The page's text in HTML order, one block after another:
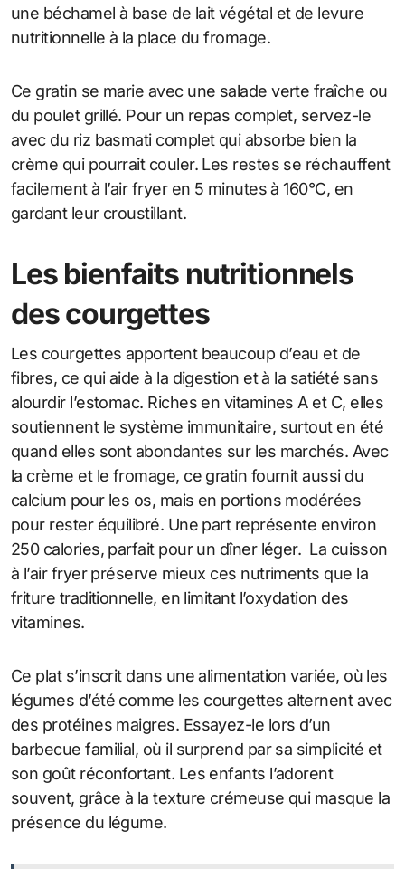
une béchamel à base de lait végétal et de levure
nutritionnelle à la place du fromage.
Ce gratin se marie avec une salade verte fraîche ou
du poulet grillé. Pour un repas complet, servez-le
avec du riz basmati complet qui absorbe bien la
crème qui pourrait couler. Les restes se réchauffent
facilement à l’air fryer en 5 minutes à 160°C, en
gardant leur croustillant.
Les bienfaits nutritionnels
des courgettes
Les courgettes apportent beaucoup d’eau et de
fibres, ce qui aide à la digestion et à la satiété sans
alourdir l’estomac. Riches en vitamines A et C, elles
soutiennent le système immunitaire, surtout en été
quand elles sont abondantes sur les marchés. Avec
la crème et le fromage, ce gratin fournit aussi du
calcium pour les os, mais en portions modérées
pour rester équilibré. Une part représente environ
250 calories, parfait pour un dîner léger. La cuisson
à l’air fryer préserve mieux ces nutriments que la
friture traditionnelle, en limitant l’oxydation des
vitamines.
Ce plat s’inscrit dans une alimentation variée, où les
légumes d’été comme les courgettes alternent avec
des protéines maigres. Essayez-le lors d’un
barbecue familial, où il surprend par sa simplicité et
son goût réconfortant. Les enfants l’adorent
souvent, grâce à la texture crémeuse qui masque la
présence du légume.